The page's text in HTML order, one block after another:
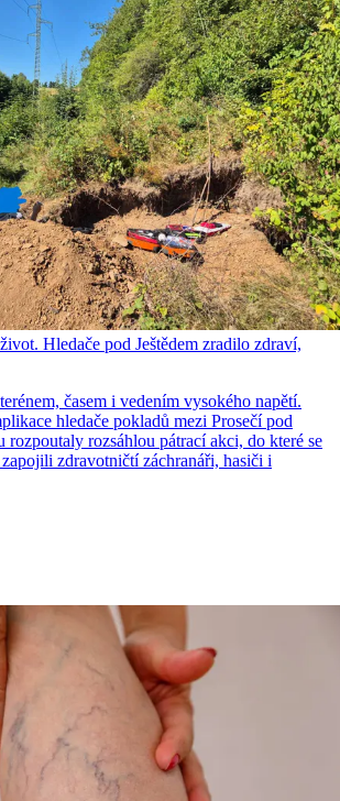
Hledače pod Ještědem zradilo zdraví,
časem i vedením vysokého napětí.
hledače pokladů mezi Prosečí pod
rozpoutaly rozsáhlou pátrací akci, do které se
zdravotničtí záchranáři, hasiči i